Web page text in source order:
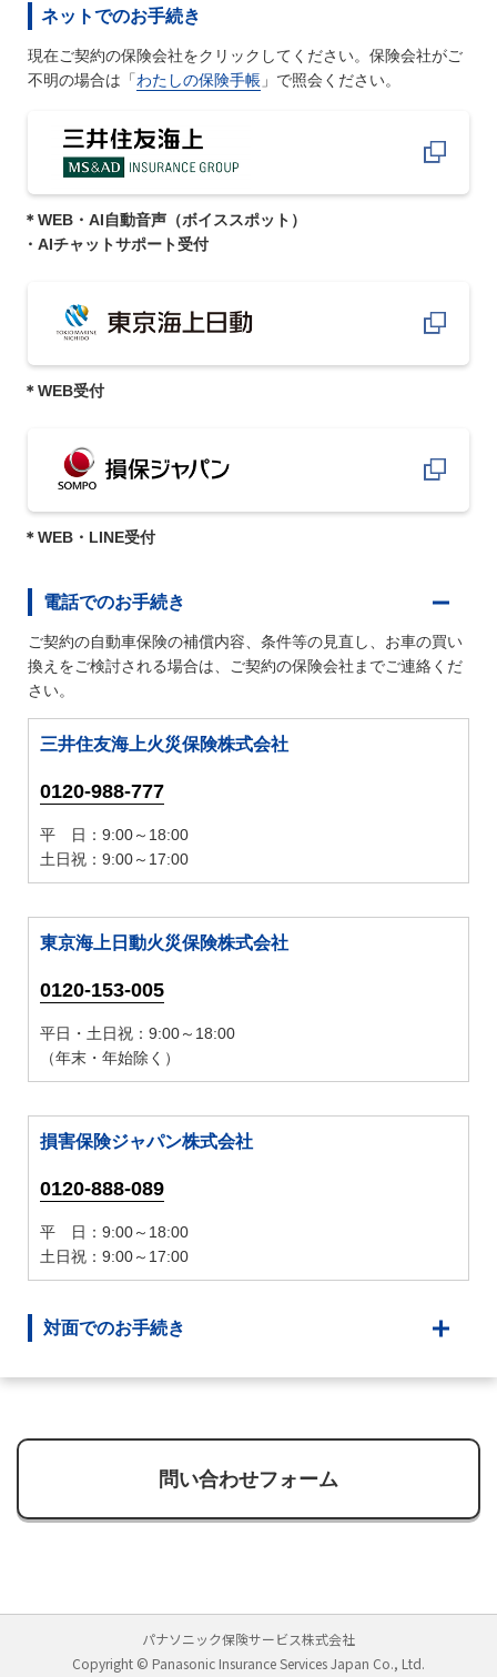
ネットでのお手続き
現在ご契約の保険会社をクリックしてください。保険会社がご
不明の場合は「わたしの保険手帳 」で照会ください。
＊WEB・AI自動音声（ボイススポット）
・AIチャットサポート受付
＊WEB受付
＊WEB・LINE受付
電話でのお手続き
ご契約の自動車保険の補償内容、条件等の見直し、お車の買い
換えをご検討される場合は、ご契約の保険会社までご連絡くだ
さい。
三井住友海上火災保険株式会社
0120-988-777
平 日：9:00～18:00
土日祝：9:00～17:00
東京海上日動火災保険株式会社
0120-153-005
平日・土日祝：9:00～18:00
（年末・年始除く）
損害保険ジャパン株式会社
0120-888-089
平 日：9:00～18:00
土日祝：9:00～17:00
対面でのお手続き
問い合わせフォーム
パナソニック保険サービス株式会社
Copyright © Panasonic Insurance Services Japan Co., Ltd.